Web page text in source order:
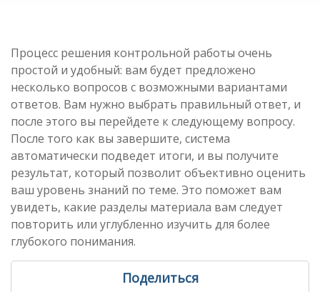
Процесс решения контрольной работы очень
простой и удобный: вам будет предложено
несколько вопросов с возможными вариантами
ответов. Вам нужно выбрать правильный ответ, и
после этого вы перейдете к следующему вопросу.
После того как вы завершите, система
автоматически подведет итоги, и вы получите
результат, который позволит объективно оценить
ваш уровень знаний по теме. Это поможет вам
увидеть, какие разделы материала вам следует
повторить или углубленно изучить для более
глубокого понимания.
Поделиться